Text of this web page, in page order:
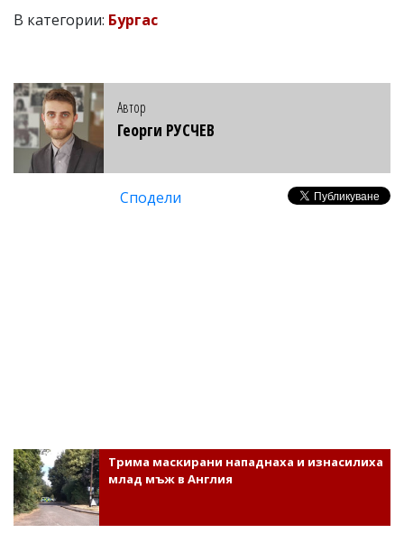
В категории: Бургас
Автор
Георги РУСЧЕВ
Сподели
Трима маскирани нападнаха и изнасилиха
млад мъж в Англия